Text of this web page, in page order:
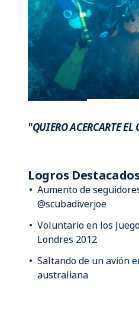
"QUIERO ACERCARTE EL
Logros Destacados
Aumento de
@scubadiverjoe
Voluntario en los
Londres 2012
Saltando de un avión
australiana